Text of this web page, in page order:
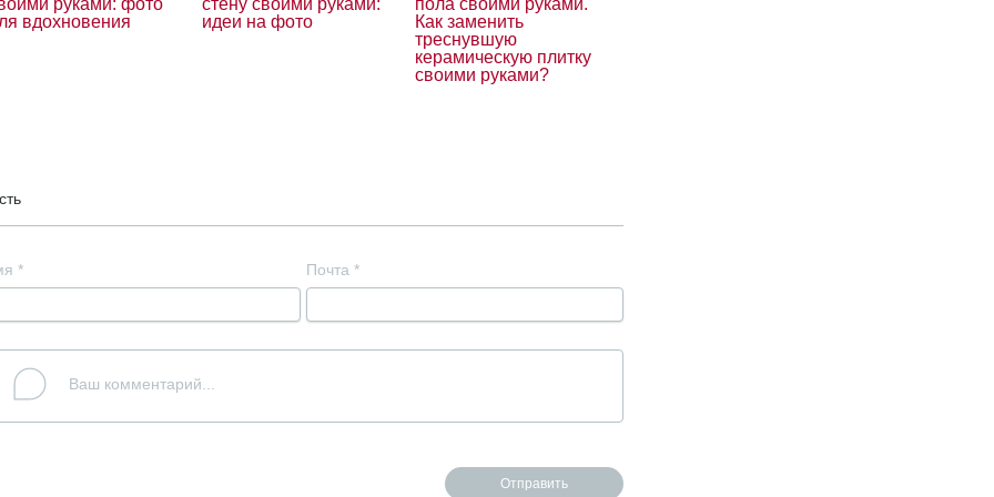
руками: фото
вдохновения
стену своими руками:
идеи на фото
пола своими руками.
Как заменить
треснувшую
керамическую плитку
своими руками?
* Почта *